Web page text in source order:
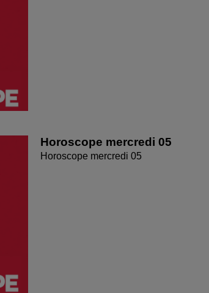
Horoscope mercredi 05
Horoscope mercredi 05